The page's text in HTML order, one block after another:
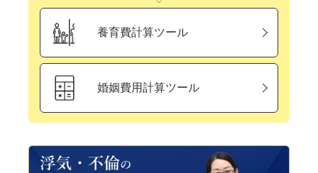
養育費計算ツール
婚姻費用計算ツール